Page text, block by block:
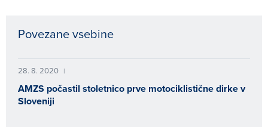
Povezane vsebine
28. 8. 2020 |
AMZS počastil stoletnico prve motociklistične dirke v
Sloveniji